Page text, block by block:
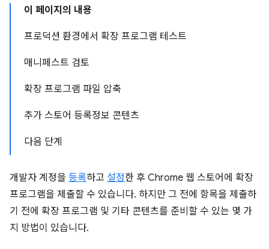
이 페이지의 내용
프로덕션 환경에서 확장 프로그램 테스트
매니페스트 검토
확장 프로그램 파일 압축
추가 스토어 등록정보 콘텐츠
다음 단계
개발자 계정을 등록하고 설정한 후 Chrome 웹 스토어에 확장
프로그램을 제출할 수 있습니다. 하지만 그 전에 항목을 제출하
기 전에 확장 프로그램 및 기타 콘텐츠를 준비할 수 있는 몇 가
지 방법이 있습니다.